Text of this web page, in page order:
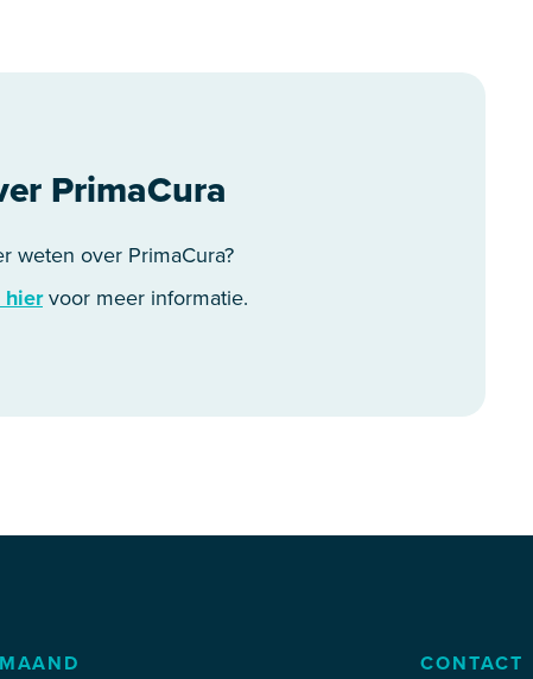
PrimaCura
weten over PrimaCura?
hiervoor meer informatie.
CONTACT